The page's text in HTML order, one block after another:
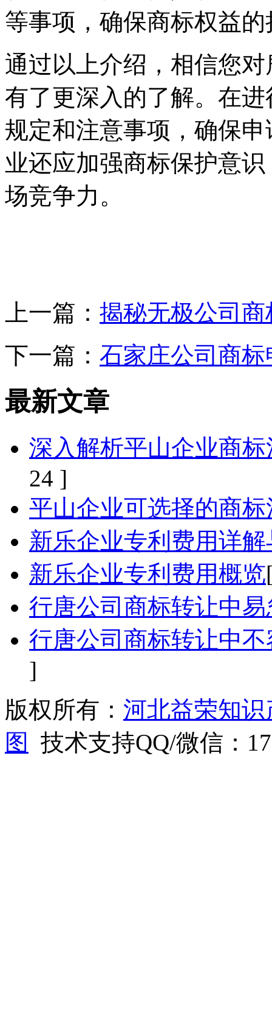
等事项，确保商标权益
通过以上介绍，相信您
有了更深入的了解。在
规定和注意事项，确保
业还应加强商标保护意
场竞争力。
上一篇： 揭秘无极公司
下一篇： 石家庄公司商
最新文章
深入解析平山企业商
24 ]
平山企业可选择的商
新乐企业专利费用详
新乐企业专利费用概览
行唐公司商标转让中
行唐公司商标转让中
]
版权所有： 河北益荣知
图
技术支持QQ/微信：